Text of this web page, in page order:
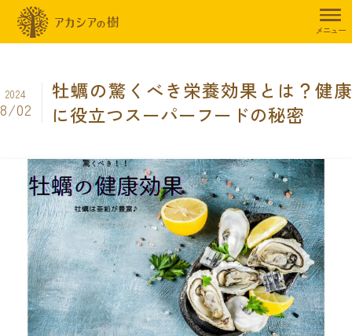
メニュー
トップページ 暮らしのお役立ち情報 牡蠣の驚くべき
牡蠣の驚くべき栄養効果とは？健康
に役立つスーパーフードの秘密
2024
8/02